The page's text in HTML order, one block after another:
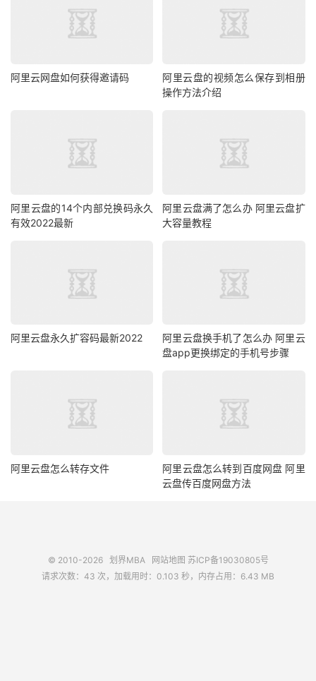
阿里云网盘如何获得邀请码
阿里云盘的视频怎么保存到相册
操作方法介绍
阿里云盘的14个内部兑换码永久
有效2022最新
阿里云盘满了怎么办 阿里云盘扩
大容量教程
阿里云盘永久扩容码最新2022
阿里云盘换手机了怎么办 阿里云
盘app更换绑定的手机号步骤
阿里云盘怎么转存文件
阿里云盘怎么转到百度网盘 阿里
云盘传百度网盘方法
© 2010-2026 划界MBA 网站地图 苏ICP备19030805号
请求次数：43 次，加载用时：0.103 秒，内存占用：6.43 MB